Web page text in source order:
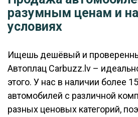
разумным ценам и
условиях
Ищешь дешёвый и
Автоплац Carbuzz.lv –
этого. У нас в наличии более
автомобилей с различной
разных ценовых категорий,